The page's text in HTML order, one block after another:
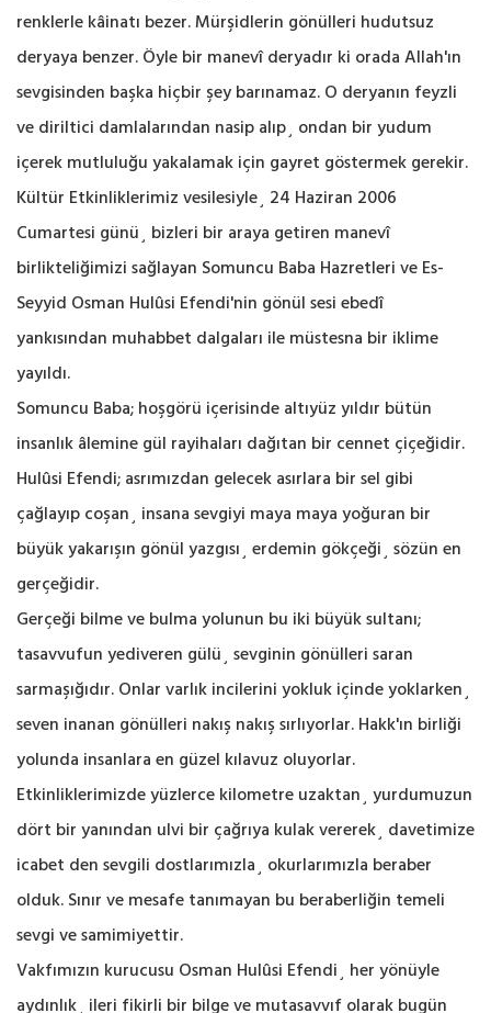
renklerle kâinatı bezer. Mürşidlerin gönülleri hudutsuz
deryaya benzer. Öyle bir manevî deryadır ki orada Allah'ın
sevgisinden başka hiçbir şey barınamaz. O deryanın feyzli
ve diriltici damlalarından nasip alıp¸ ondan bir yudum
içerek mutluluğu yakalamak için gayret göstermek gerekir.
Kültür Etkinliklerimiz vesilesiyle¸ 24 Haziran 2006
Cumartesi günü¸ bizleri bir araya getiren manevî
birlikteliğimizi sağlayan Somuncu Baba Hazretleri ve Es-
Seyyid Osman Hulûsi Efendi'nin gönül sesi ebedî
yankısından muhabbet dalgaları ile müstesna bir iklime
yayıldı.
Somuncu Baba; hoşgörü içerisinde altıyüz yıldır bütün
insanlık âlemine gül rayihaları dağıtan bir cennet çiçeğidir.
Hulûsi Efendi; asrımızdan gelecek asırlara bir sel gibi
çağlayıp coşan¸ insana sevgiyi maya maya yoğuran bir
büyük yakarışın gönül yazgısı¸ erdemin gökçeği¸ sözün en
gerçeğidir.
Gerçeği bilme ve bulma yolunun bu iki büyük sultanı;
tasavvufun yediveren gülü¸ sevginin gönülleri saran
sarmaşığıdır. Onlar varlık incilerini yokluk içinde yoklarken¸
seven inanan gönülleri nakış nakış sırlıyorlar. Hakk'ın birliği
yolunda insanlara en güzel kılavuz oluyorlar.
Etkinliklerimizde yüzlerce kilometre uzaktan¸ yurdumuzun
dört bir yanından ulvi bir çağrıya kulak vererek¸ davetimize
icabet den sevgili dostlarımızla¸ okurlarımızla beraber
olduk. Sınır ve mesafe tanımayan bu beraberliğin temeli
sevgi ve samimiyettir.
Vakfımızın kurucusu Osman Hulûsi Efendi¸ her yönüyle
aydınlık¸ ileri fikirli bir bilge ve mutasavvıf olarak bugün